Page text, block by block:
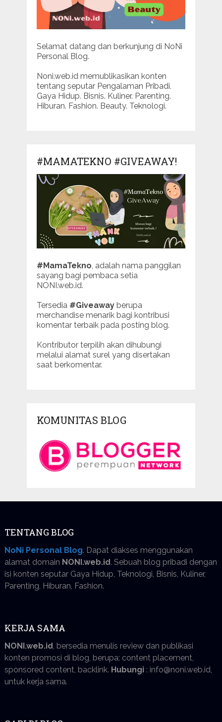
Selamat datang dan berkunjung di NoNi
Personal Blog.
Noni.web.id memublikasikan konten
tentang seputar Pengalaman Pribadi.
Gaya Hidup. Bisnis. Kuliner. Parenting.
Hiburan. Fashion. Beauty. Teknologi.
#MAMATEKNO #GIVEAWAY!
#MamaTekno, adalah nama panggilan
sayang bagi pembaca setia
NONI.web.id.
Tersedia #Giveawayberupa
merchandise menarik bagi kontribusi
komentar terbaik pada posting blog.
Kontributor terpilih akan dihubungi
melalui alamat surel yang disertakan
saat berkomentar.
KOMUNITAS BLOG
TENTANG BLOG
NoNi Personal Blog. Dapat diakses menggunakan
alamat domain NONI.web.id. Sebuah blog pribadi dengan
isi konten seputar Gaya Hidup, Teknologi, Bisnis, Kuliner,
Parenting, Hiburan, Fashion.
KERJA SAMA
NONI.web.id , bersedia menulis review dan publikasi
konten promosi di blog, berupa: content placement,
sponsored content, backlink. Hubungi: info@noni.web.id,
untuk kerja sama.